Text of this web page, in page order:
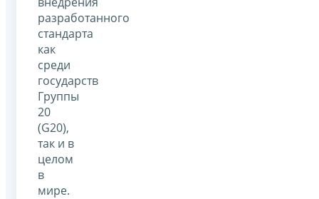
разработанного
стандарта
как
среди
государств
Группы
20
(G20),
так и в
целом
в
мире.